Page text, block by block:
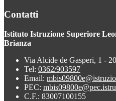
Contatti
Istituto Istruzione Superiore
Brianza
Via Alcide de Gasperi, 1 -
Tel: 0362/903597
Email:
PEC:
C.F.: 83007100155